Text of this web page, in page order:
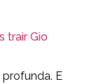
trair Gio
E